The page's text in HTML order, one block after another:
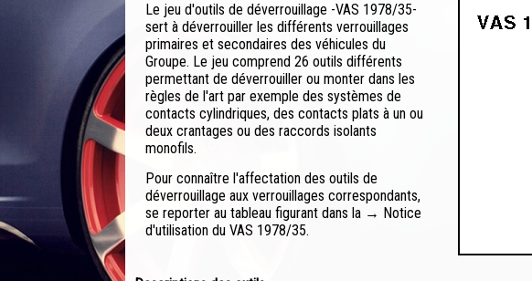
Le jeu d'outils de déverrouillage -VAS 1978/35-
sert à déverrouiller les différents verrouillages
primaires et secondaires des véhicules du
Groupe. Le jeu comprend 26 outils différents
permettant de déverrouiller ou monter dans les
règles de l'art par exemple des systèmes de
contacts cylindriques, des contacts plats à un ou
deux crantages ou des raccords isolants
monofils.
Pour connaître l'affectation des outils de
déverrouillage aux verrouillages correspondants,
se reporter au tableau figurant dans la → Notice
d'utilisation du VAS 1978/35.